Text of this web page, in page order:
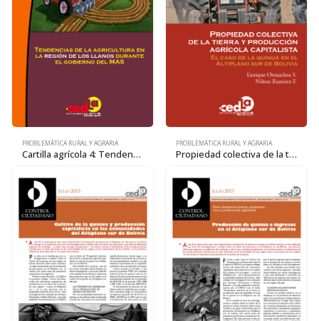
PROBLEMÁTICA RURAL Y AGRARIA
Cartilla agrícola 4: Tendencias de la agricultura en la región de los Llanos
PROBLEMÁTICA RURAL Y AGRARIA
Propiedad colectiva de la tierra y producción agrícola capitalista: El caso de la quinua en el Altiplano sur de Bolivia